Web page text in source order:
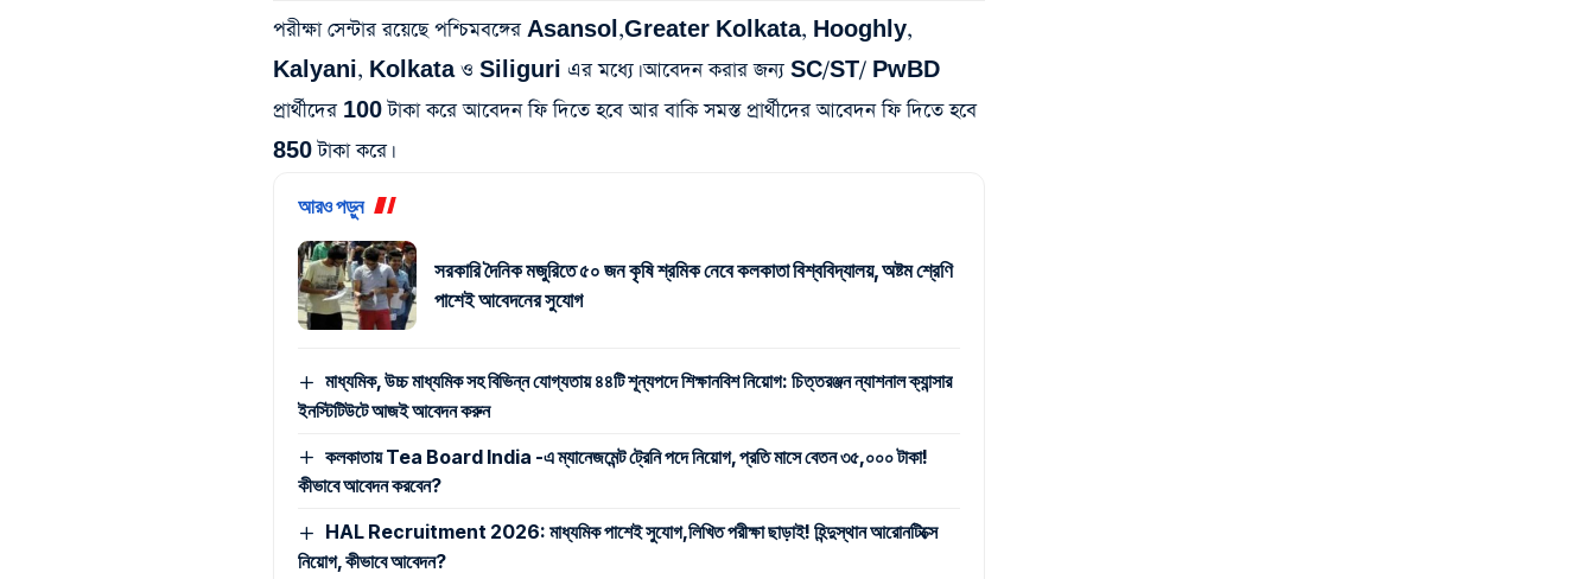
পরীক্ষা সেন্টার রয়েছে পশ্চিমবঙ্গের Asansol,Greater Kolkata, Hooghly,
Kalyani, Kolkata ও Siliguri এর মধ্যে। আবেদন করার জন্য SC/ST/ PwBD
প্রার্থীদের 100 টাকা করে আবেদন ফি দিতে হবে আর বাকি সমস্ত প্রার্থীদের আবেদন ফি দিতে হবে
850 টাকা করে।
আরও পড়ুন
সরকারি দৈনিক মজুরিতে ৫০ জন কৃষি শ্রমিক নেবে কলকাতা বিশ্ববিদ্যালয়, অষ্টম শ্রেণি
পাশেই আবেদনের সুযোগ
মাধ্যমিক, উচ্চ মাধ্যমিক সহ বিভিন্ন যোগ্যতায় ৪৪টি শূন্যপদে শিক্ষানবিশ নিয়োগ: চিত্তরঞ্জন ন্যাশনাল ক্যান্সার
ইনস্টিটিউটে আজই আবেদন করুন
কলকাতায় Tea Board India -এ ম্যানেজমেন্ট ট্রেনি পদে নিয়োগ, প্রতি মাসে বেতন ৩৫,০০০ টাকা!
কীভাবে আবেদন করবেন?
HAL Recruitment 2026: মাধ্যমিক পাশেই সুযোগ,লিখিত পরীক্ষা ছাড়াই! হিন্দুস্থান আরোনটিক্সে
নিয়োগ, কীভাবে আবেদন?